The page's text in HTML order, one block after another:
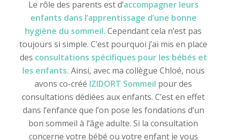
Le rôle des parents est d’accompagner leurs
enfants dans l’apprentissage d’une bonne
hygiène du sommeil. Cependant cela n’est pas
toujours si simple. C’est pourquoi j’ai mis en place
des consultations spécifiques pour les bébés et
les enfants. Ainsi, avec ma collègue Chloé, nous
avons co-créé IZIDORT Sommeil pour des
consultations dédiées aux enfants. C’est en effet
dans l’enfance que l’on pose les fondations d’un
bon sommeil à l’âge adulte. Si la consultation
concerne votre bébé ou votre enfant je vous